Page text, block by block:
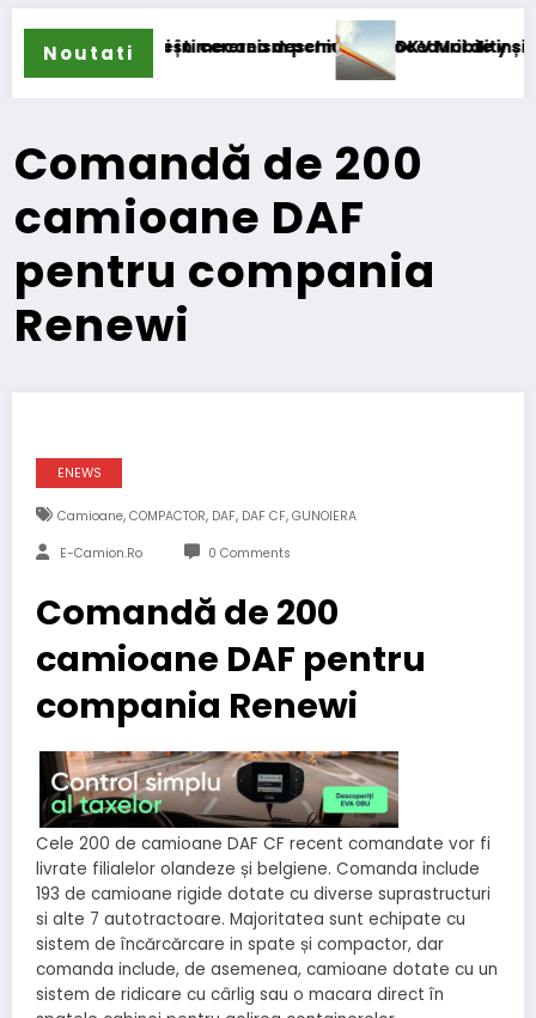
Noutati
în mecanism permanent
cererea deschiderii procedurii de insolvență
DKV Mobility și Shell își
Comandă de 200
camioane DAF
pentru compania
Renewi
ENEWS
Camioane, COMPACTOR, DAF, DAF CF, GUNOIERA
E-Camion.ro 0 Comments
Comandă de 200
camioane DAF pentru
compania Renewi
Cele 200 de camioane DAF CF recent comandate vor fi
livrate filialelor olandeze și belgiene. Comanda include
193 de camioane rigide dotate cu diverse suprastructuri
si alte 7 autotractoare. Majoritatea sunt echipate cu
sistem de încărcărcare in spate și compactor, dar
comanda include, de asemenea, camioane dotate cu un
sistem de ridicare cu cârlig sau o macara direct în